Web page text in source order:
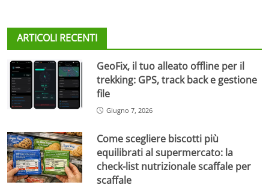
ARTICOLI RECENTI
GeoFix, il tuo alleato offline per il
trekking: GPS, track back e gestione
file
Giugno 7, 2026
Come scegliere biscotti più
equilibrati al supermercato: la
check-list nutrizionale scaffale per
scaffale